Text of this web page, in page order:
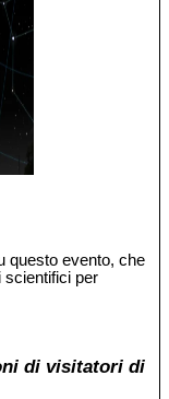
questo evento, che
scientifici per
di visitatori di